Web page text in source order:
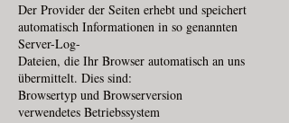
Der Provider der Seiten erhebt und speichert
automatisch Informationen in so genannten
Server-Log-
Dateien, die Ihr Browser automatisch an uns
übermittelt. Dies sind:
Browsertyp und Browserversion
verwendetes Betriebssystem